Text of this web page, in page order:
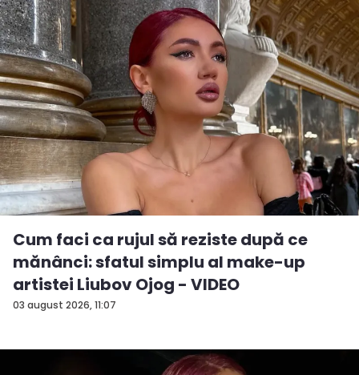
03 august 2026, 11:07
Cum faci ca rujul să reziste după ce
mănânci: sfatul simplu al make-up
artistei Liubov Ojog - VIDEO